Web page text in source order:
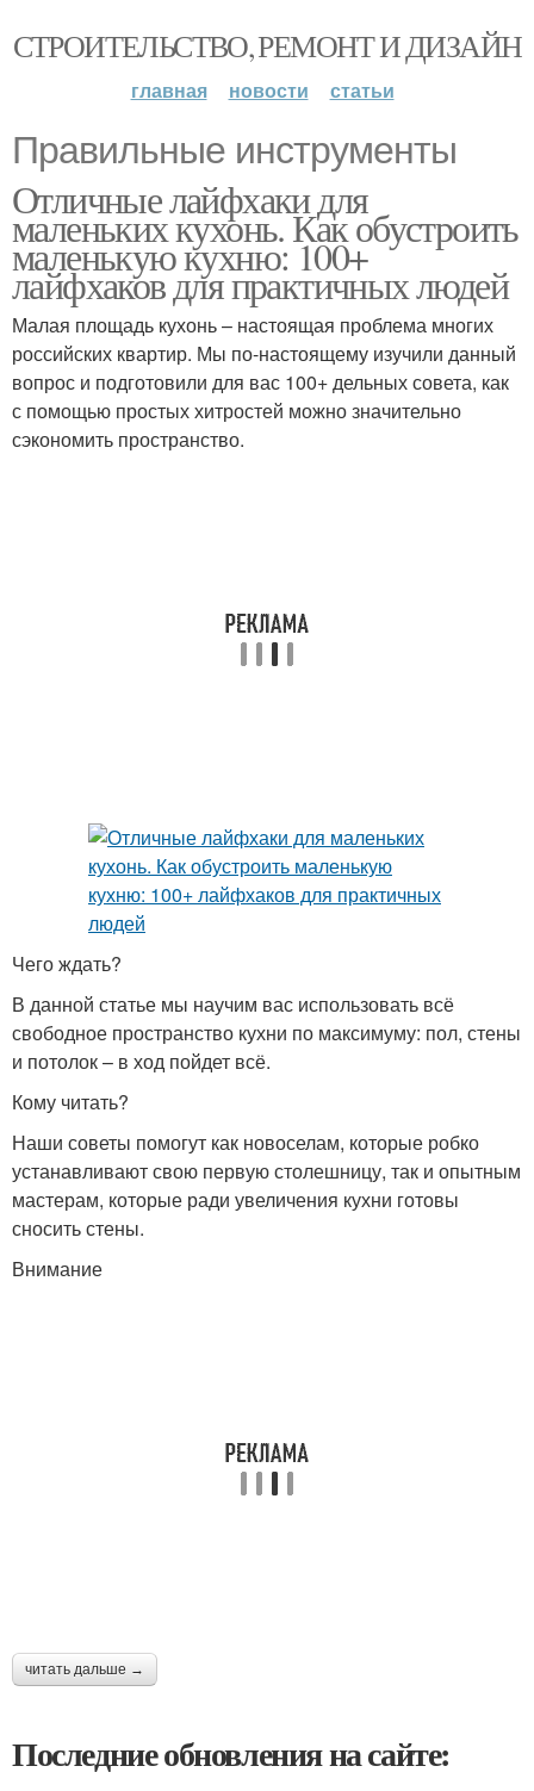
СТРОИТЕЛЬСТВО, РЕМОНТ И ДИЗАЙН
главная новости статьи
Правильные инструменты
Отличные лайфхаки для
маленьких кухонь. Как обустроить
маленькую кухню: 100+
лайфхаков для практичных людей
Малая площадь кухонь – настоящая проблема многих
российских квартир. Мы по-настоящему изучили данный
вопрос и подготовили для вас 100+ дельных совета, как
с помощью простых хитростей можно значительно
сэкономить пространство.
Чего ждать?
В данной статье мы научим вас использовать всё
свободное пространство кухни по максимуму: пол, стены
и потолок – в ход пойдет всё.
Кому читать?
Наши советы помогут как новоселам, которые робко
устанавливают свою первую столешницу, так и опытным
мастерам, которые ради увеличения кухни готовы
сносить стены.
Внимание
читать дальше →
Последние обновления на сайте: